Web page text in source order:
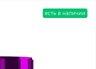
есть в наличии